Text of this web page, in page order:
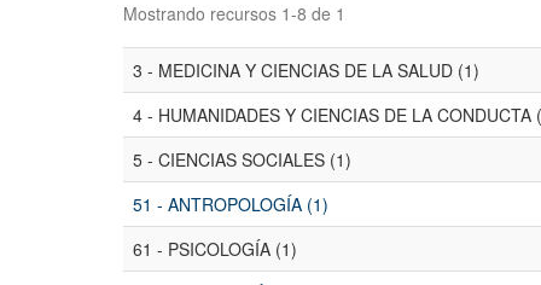
Mostrando recursos 1-8 de 1
3 - MEDICINA Y CIENCIAS DE LA SALUD (1)
4 - HUMANIDADES Y CIENCIAS DE LA CONDUCTA
5 - CIENCIAS SOCIALES (1)
51 - ANTROPOLOGÍA (1)
61 - PSICOLOGÍA (1)